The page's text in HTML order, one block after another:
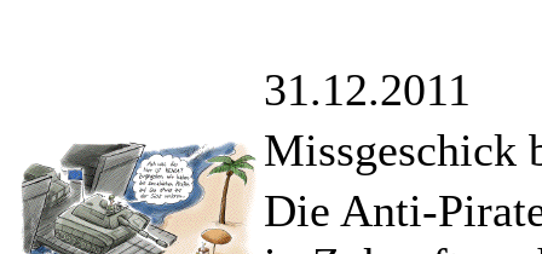
31.12.2011
Missgeschick
Die Anti-